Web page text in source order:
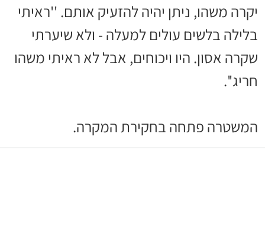
יקרה משהו, ניתן יהיה להזעיק אותם. ''ראיתי
בלילה בלשים עולים למעלה - ולא שיערתי
שקרה אסון. היו ויכוחים, אבל לא ראיתי משהו
חריג''.
המשטרה פתחה בחקירת המקרה.